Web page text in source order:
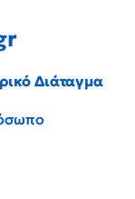
Διάταγμα